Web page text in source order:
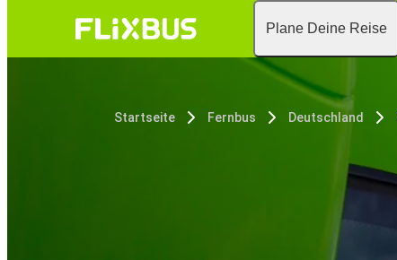
Plane Deine Reise
Startseite Fernbus Deutschland